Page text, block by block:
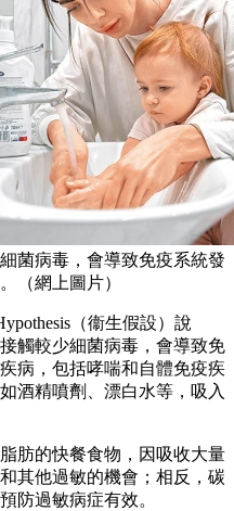
菌病毒，會導致免疫系統發
（網上圖片）
（衞生假設）說
觸較少細菌病毒，會導致免
病，包括哮喘和自體免疫疾
酒精噴劑、漂白水等，吸入
肪的快餐食物，因吸收大量
其他過敏的機會；相反，碳
防過敏病症有效。